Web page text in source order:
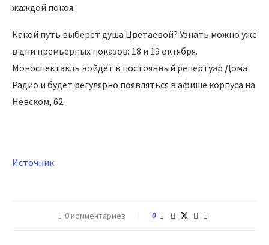
жаждой покоя.
Какой путь выберет душа Цветаевой? Узнать можно уже
в дни премьерных показов: 18 и 19 октября.
Моноспектакль войдёт в постоянный репертуар Дома
Радио и будет регулярно появляться в афише корпуса на
Невском, 62.
Источник
0 комментариев 0